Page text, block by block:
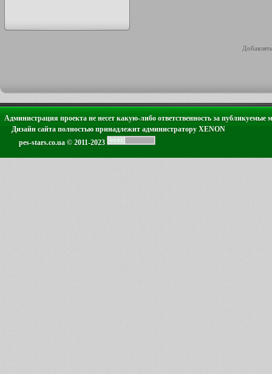
Администрация проекта не несет какую-либо ответственность за публикуемые
Дизайн сайта полностью принадлежит администратору XENON
pes-stars.co.ua © 2011-2023